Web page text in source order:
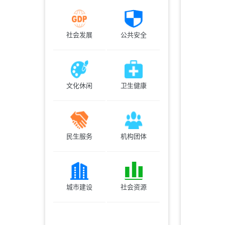
社会发展 公共安全
文化休闲 卫生健康
民生服务 机构团体
城市建设 社会资源